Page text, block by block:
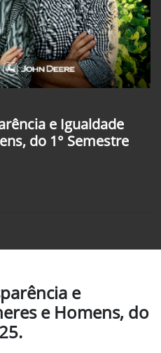
e Igualdade
do 1° Semestre
e
e Homens, do